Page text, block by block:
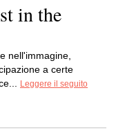
in the
nell'immagine,
a certe
Leggere il seguito